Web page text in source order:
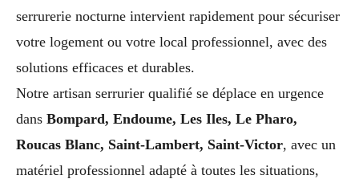
serrurerie nocturne intervient rapidement pour sécuriser
votre logement ou votre local professionnel, avec des
solutions efficaces et durables.
Notre artisan serrurier qualifié se déplace en urgence
dans Bompard, Endoume, Les Iles, Le Pharo,
Roucas Blanc, Saint-Lambert, Saint-Victor, avec un
matériel professionnel adapté à toutes les situations,